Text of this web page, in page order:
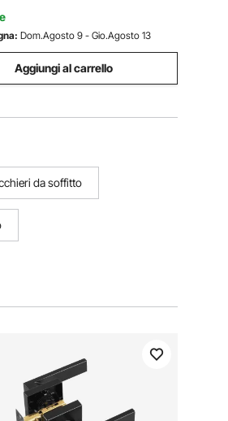
Dom.Agosto 9 - Gio.Agosto 13
Aggiungi al carrello
da soffitto